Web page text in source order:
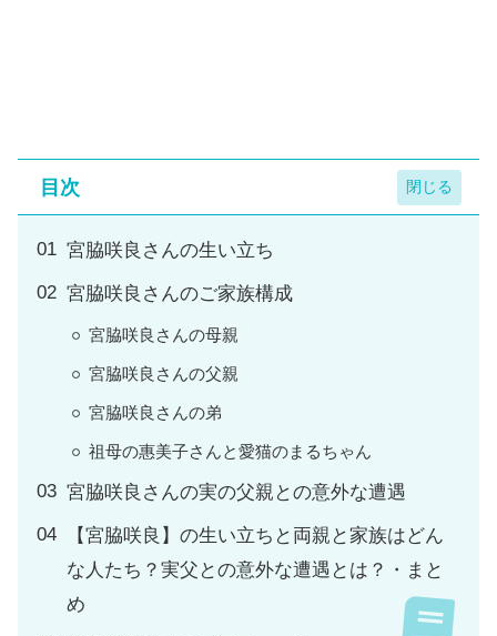
目次
宮脇咲良さんの生い立ち
宮脇咲良さんのご家族構成
宮脇咲良さんの母親
宮脇咲良さんの父親
宮脇咲良さんの弟
祖母の惠美子さんと愛猫のまるちゃん
宮脇咲良さんの実の父親との意外な遭遇
【宮脇咲良】の生い立ちと両親と家族はどん
な人たち？実父との意外な遭遇とは？・まと
め